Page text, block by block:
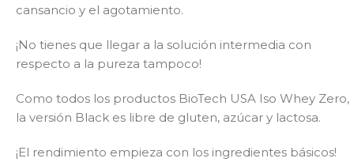
cansancio y el agotamiento.
¡No tienes que llegar a la solución intermedia con
respecto a la pureza tampoco!
Como todos los productos BioTech USA Iso Whey Zero,
la versión Black es libre de gluten, azúcar y lactosa.
¡El rendimiento empieza con los ingredientes básicos!